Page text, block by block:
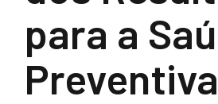
para a
Preventiva